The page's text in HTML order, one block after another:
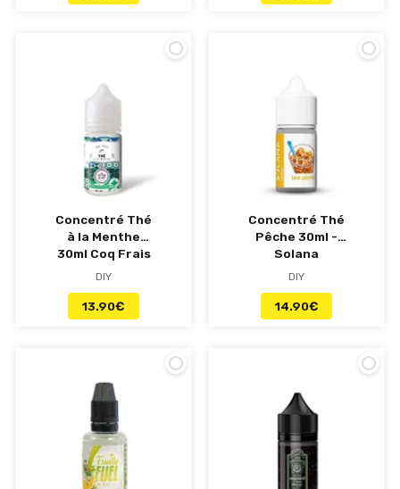
Concentré Thé
à la Menthe
30ml Coq Frais
- Le Coq Qui
DIY
13.90€
Concentré Thé
Pêche 30ml -
Solana
DIY
14.90€